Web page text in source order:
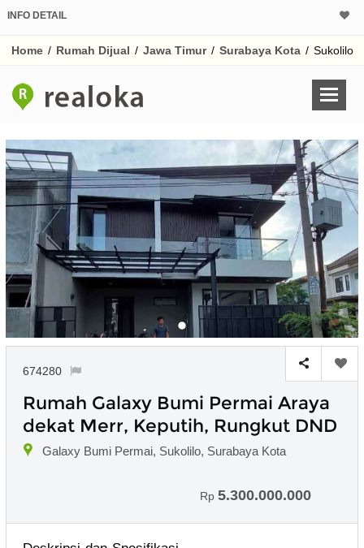
INFO DETAIL
Home / Rumah Dijual / Jawa Timur / Surabaya Kota / Sukolilo
674280
Rumah Galaxy Bumi Permai Araya
dekat Merr, Keputih, Rungkut DND
Galaxy Bumi Permai, Sukolilo, Surabaya Kota
Rp 5.300.000.000
Harga Rp
Untuk hasil simulasi
pada kotak-
Simpan